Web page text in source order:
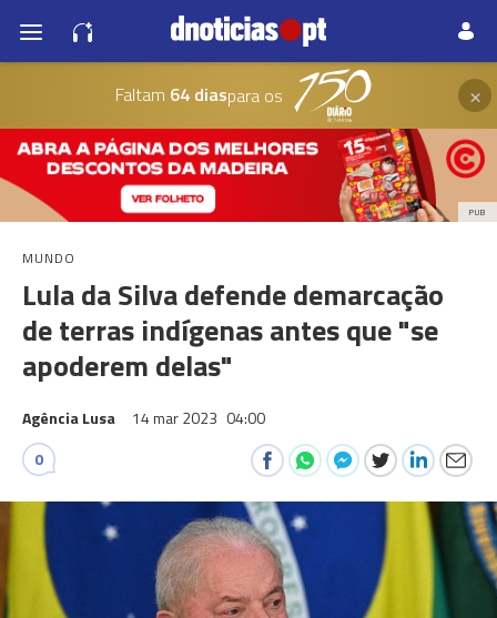
Faltam 64 diaspara os ×
PUB
MUNDO
Lula da Silva defende demarcação
de terras indígenas antes que "se
apoderem delas"
Agência Lusa 14 mar 2023 04:00
0